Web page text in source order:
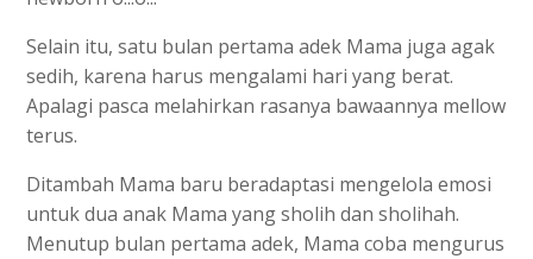
Selain itu, satu bulan pertama adek Mama juga agak
sedih, karena harus mengalami hari yang berat.
Apalagi pasca melahirkan rasanya bawaannya mellow
terus.
Ditambah Mama baru beradaptasi mengelola emosi
untuk dua anak Mama yang sholih dan sholihah.
Menutup bulan pertama adek, Mama coba mengurus